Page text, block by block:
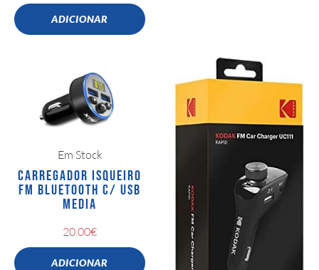
ADICIONAR
Em Stock
CARREGADOR ISQUEIRO
FM BLUETOOTH C/ USB
MEDIA
20.00€
ADICIONAR